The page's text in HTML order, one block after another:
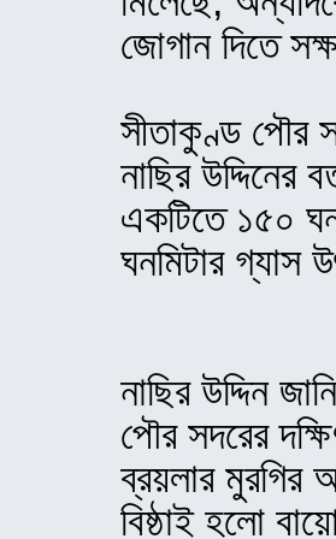
জোগান দিতে
সীতাকুণ্ড পৌর
নাছির উদ্দিনের
একটিতে ১৫০
ঘনমিটার গ্যাস
নাছির উদ্দিন
পৌর সদরের
ব্রয়লার মুরগির
বিষ্ঠাই হলো